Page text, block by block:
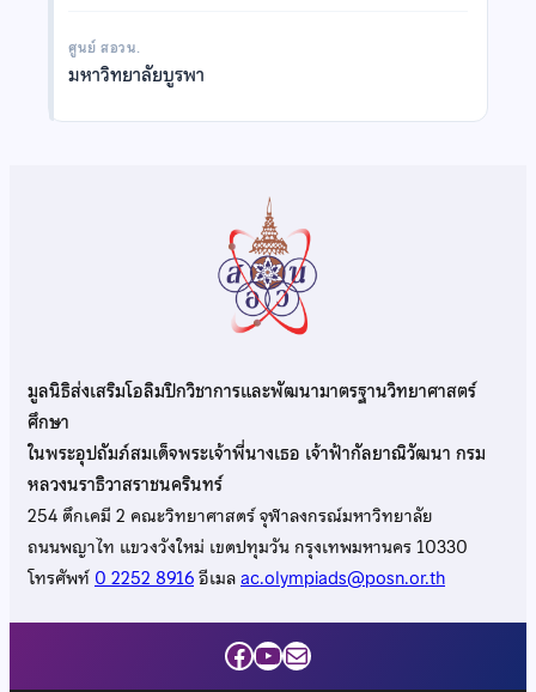
ศูนย์ สอวน.
มหาวิทยาลัยบูรพา
มูลนิธิส่งเสริมโอลิมปิกวิชาการและพัฒนามาตรฐานวิทยาศาสตร์
ศึกษา
ในพระอุปถัมภ์สมเด็จพระเจ้าพี่นางเธอ เจ้าฟ้ากัลยาณิวัฒนา กรม
หลวงนราธิวาสราชนครินทร์
254 ตึกเคมี 2 คณะวิทยาศาสตร์ จุฬาลงกรณ์มหาวิทยาลัย
ถนนพญาไท แขวงวังใหม่ เขตปทุมวัน กรุงเทพมหานคร 10330
โทรศัพท์0 2252 8916อีเมลac.olympiads@posn.or.th
Facebook
YouTube
Mail